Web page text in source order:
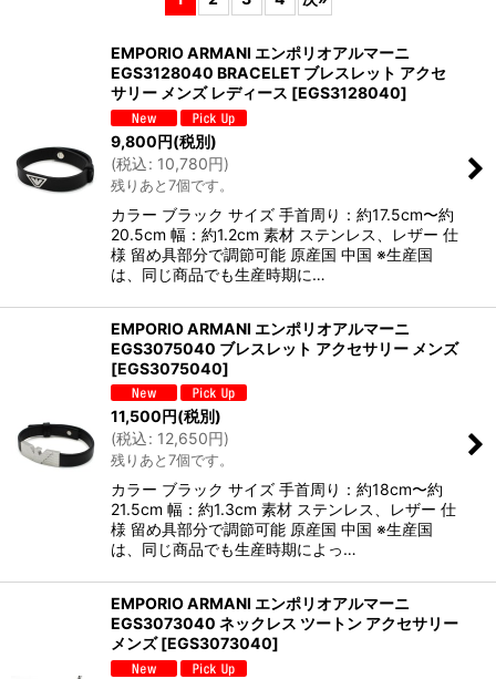
絞り込む
EMPORIO ARMANI エンポリオアルマーニ
EGS3128040 BRACELET ブレスレット アクセ
サリー メンズ レディース [EGS3128040]
9,800円(税別)
(税込: 10,780円)
残りあと7個です。
カラー ブラック サイズ 手首周り：約17.5cm〜約
20.5cm 幅：約1.2cm 素材 ステンレス、レザー 仕
様 留め具部分で調節可能 原産国 中国 ※生産国
は、同じ商品でも生産時期に…
EMPORIO ARMANI エンポリオアルマーニ
EGS3075040 ブレスレット アクセサリー メンズ
[EGS3075040]
11,500円(税別)
(税込: 12,650円)
残りあと7個です。
カラー ブラック サイズ 手首周り：約18cm〜約
21.5cm 幅：約1.3cm 素材 ステンレス、レザー 仕
様 留め具部分で調節可能 原産国 中国 ※生産国
は、同じ商品でも生産時期によっ…
EMPORIO ARMANI エンポリオアルマーニ
EGS3073040 ネックレス ツートン アクセサリー
メンズ [EGS3073040]